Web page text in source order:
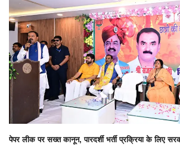
पेपर लीक पर सख्त कानून, पारदर्शी भर्ती प्रक्रिया